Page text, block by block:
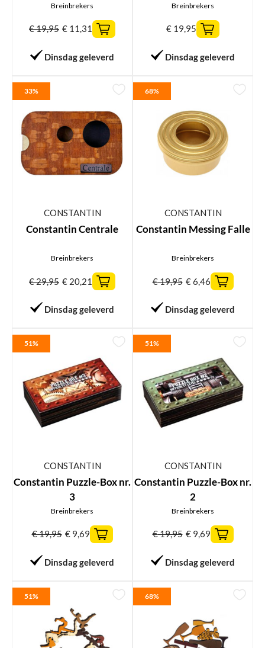
Breinbrekers
€19,95 € 11,31
Dinsdag geleverd
Breinbrekers
€ 19,95
Dinsdag geleverd
33%
CONSTANTIN
Constantin Centrale
Breinbrekers
€29,95 € 20,21
Dinsdag geleverd
68%
CONSTANTIN
Constantin Messing Falle
Breinbrekers
€19,95 €6,46
Dinsdag geleverd
51%
CONSTANTIN
Constantin Puzzle-Box nr.
3
Breinbrekers
€19,95 €9,69
Dinsdag geleverd
51%
CONSTANTIN
Constantin Puzzle-Box nr.
2
Breinbrekers
€19,95 €9,69
Dinsdag geleverd
51% 68%